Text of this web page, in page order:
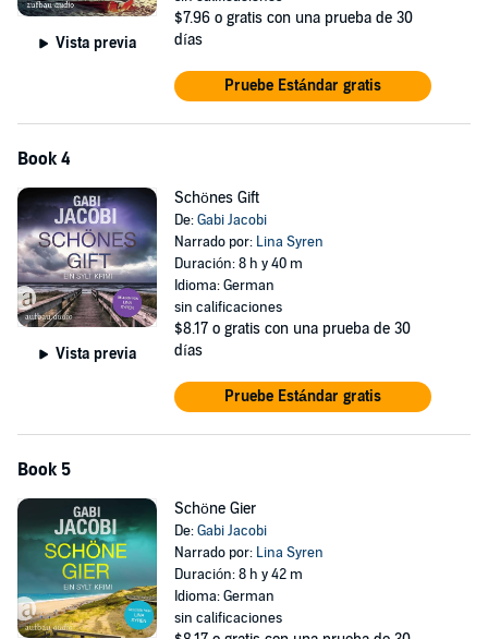
Vista previa
$7.96 o gratis con una prueba de 30
días
Pruebe Estándar gratis
Book 4
Vista previa
Schönes Gift
De:Gabi Jacobi
Narrado por: Lina Syren
Duración: 8 h y 40 m
Idioma: German
sin calificaciones
$8.17 o gratis con una prueba de 30
días
Pruebe Estándar gratis
Book 5
Schöne Gier
De:Gabi Jacobi
Narrado por: Lina Syren
Duración: 8 h y 42 m
Idioma: German
sin calificaciones